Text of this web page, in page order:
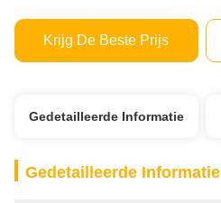
Krijg De Beste Prijs
Gedetailleerde Informatie
Gedetailleerde Informatie